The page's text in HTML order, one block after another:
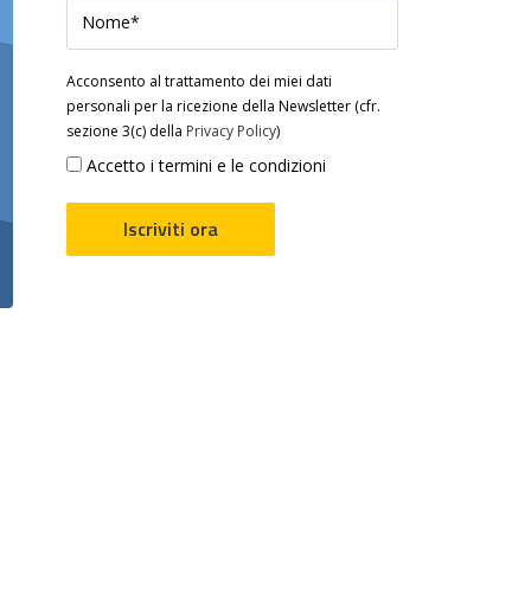
Acconsento al trattamento dei miei dati
personali per la ricezione della Newsletter (cfr.
sezione 3(c) della Privacy Policy)
Accetto i termini e le condizioni